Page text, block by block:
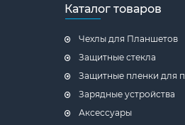
Каталог товаров
Чехлы для Планшетов
Защитные стекла
Защитные пленки для
Зарядные устройства
Аксессуары